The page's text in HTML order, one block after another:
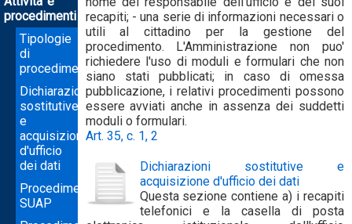
procedimenti
Tipologie
di
procedimento
Dichiarazioni
sostitutive
e
acquisizione
d'ufficio
dei dati
Procedimenti
SUAP
recapiti; - una serie di informazioni necessari o
utili al cittadino per la gestione del
procedimento. L'Amministrazione non puo'
richiedere l'uso di moduli e formulari che non
siano stati pubblicati; in caso di omessa
pubblicazione, i relativi procedimenti possono
essere avviati anche in assenza dei suddetti
moduli o formulari.
Art. 35, c. 1, 2
Dichiarazioni sostitutive e
acquisizione d'ufficio dei dati
Questa sezione contiene a) i recapiti
telefonici e la casella di posta